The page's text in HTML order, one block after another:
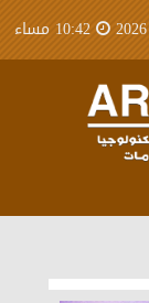
10:42 مساء